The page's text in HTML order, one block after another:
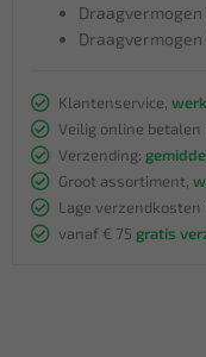
Draagvermogen
Klantenservice,
Veilig online betalen
Verzending:
Groot assortiment,
Lage verzendkosten
vanaf € 75 gratis